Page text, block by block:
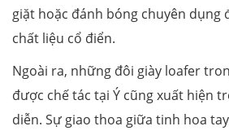
giặt hoặc đánh bóng chuyên dụng
chất liệu cổ điển.
Ngoài ra, những đôi giày loafer
được chế tác tại Ý cũng xuất hiện
diễn. Sự giao thoa giữa tinh hoa